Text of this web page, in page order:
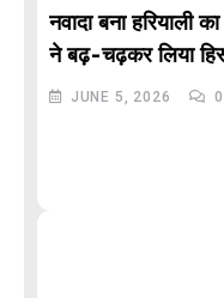
नवादा बना हरियाली
ने बढ़-चढ़कर लिया
JUNE 5, 2026 0